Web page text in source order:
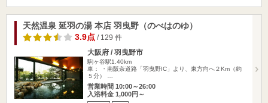
天然温泉 延羽の湯 本店 羽曳野（のべはのゆ）
3.9点 / 129 件
大阪府 / 羽曳野市
駒ヶ谷駅1.40km
車： ・南阪奈道路「羽曳野IC」より、東方向へ２Km（約
５分） …
営業時間 10:00～26:00
入浴料金 1,000円～